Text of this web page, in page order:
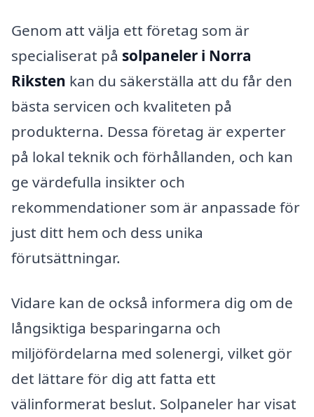
Genom att välja ett företag som är
specialiserat på solpaneler i Norra
Riksten kan du säkerställa att du får den
bästa servicen och kvaliteten på
produkterna. Dessa företag är experter
på lokal teknik och förhållanden, och kan
ge värdefulla insikter och
rekommendationer som är anpassade för
just ditt hem och dess unika
förutsättningar.
Vidare kan de också informera dig om de
långsiktiga besparingarna och
miljöfördelarna med solenergi, vilket gör
det lättare för dig att fatta ett
välinformerat beslut. Solpaneler har visat